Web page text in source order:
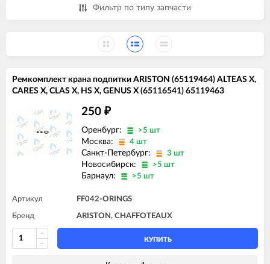
Фильтр по типу запчасти
Ремкомплект крана подпитки ARISTON (65119464) ALTEAS X,
CARES X, CLAS X, HS X, GENUS X (65116541) 65119463
250 ₽
Оренбург: >5 шт
Москва: 4 шт
Санкт-Петербург: 3 шт
Новосибирск: >5 шт
Барнаул: >5 шт
Артикул FF042-ORINGS
Бренд ARISTON, CHAFFOTEAUX
КУПИТЬ